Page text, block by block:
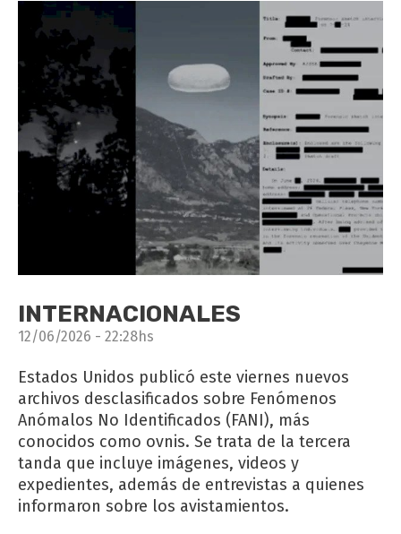
INTERNACIONALES
12/06/2026 - 22:28hs
Estados Unidos publicó este viernes nuevos
archivos desclasificados sobre Fenómenos
Anómalos No Identificados (FANI), más
conocidos como ovnis. Se trata de la tercera
tanda que incluye imágenes, videos y
expedientes, además de entrevistas a quienes
informaron sobre los avistamientos.